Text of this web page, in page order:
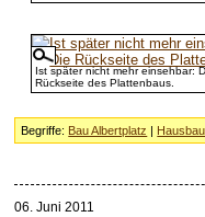
Ist später nicht mehr einsehbar:
Rückseite des Plattenbaus.
Begriffe: Bau Albertplatz | Hausbau
06. Juni 2011